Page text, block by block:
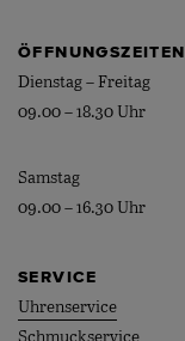
ÖFFNUNGSZEITEN
Dienstag – Freitag
09.00 – 18.30 Uhr
Samstag
09.00 – 16.30 Uhr
SERVICE
Uhrenservice
Schmuckservice